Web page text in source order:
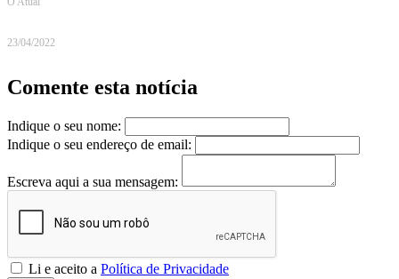
23/04/2022
Comente esta notícia
Indique o seu nome:
Indique o seu endereço de email:
Escreva aqui a sua mensagem:
Li e aceito a Política de Privacidade